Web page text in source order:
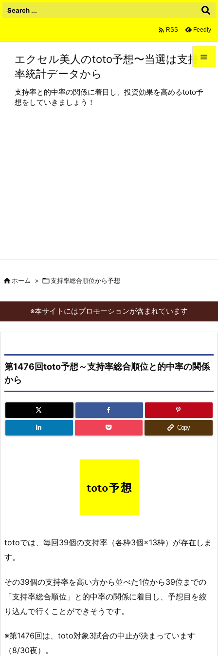
エクセル美人のtoto予想〜当選は支持
率統計データから
支持率と的中率の関係に着目し、投資効果を高めるtoto予
想をしていきましょう！

メニュ
 RSS Feedly
ホーム > 支持率総合順位から予想
※本サイトにはプロモーションが含まれています
第1476回toto予想～支持率総合順位と的中率の関係
から
Copy
totoでは、毎回39個の支持率（各枠3個×13枠）が存在しま
す。
その39個の支持率を高い方から並べた1位から39位までの
「支持率総合順位」と的中率の関係に着目し、予想目を絞
り込んで行くことができそうです。
※第1476回は、toto対象3試合の中止が決まっています
（8/30夜）。